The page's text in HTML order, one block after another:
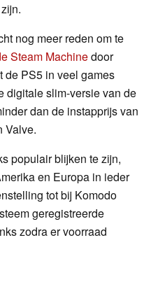
nog meer reden om te
Steam Machinedoor
de PS5 in veel games
digitale slim-versie van de
dan de instapprijs van
Valve.
populair blijken te zijn,
en Europa in ieder
tot bij Komodo
geregistreerde
zodra er voorraad